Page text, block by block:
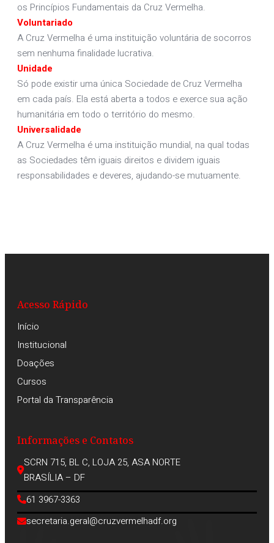
os Princípios Fundamentais da Cruz Vermelha.
Voluntariado
A Cruz Vermelha é uma instituição voluntária de socorros
sem nenhuma finalidade lucrativa.
Unidade
Só pode existir uma única Sociedade de Cruz Vermelha
em cada país. Ela está aberta a todos e exerce sua ação
humanitária em todo o território do mesmo.
Universalidade
A Cruz Vermelha é uma instituição mundial, na qual todas
as Sociedades têm iguais direitos e dividem iguais
responsabilidades e deveres, ajudando-se mutuamente.
Acesso Rápido
Início
Institucional
Doações
Cursos
Portal da Transparência
Informações e Contatos
SCRN 715, BL C, LOJA 25, ASA NORTE
BRASÍLIA – DF
61 3967-3363
secretaria.geral@cruzvermelhadf.org